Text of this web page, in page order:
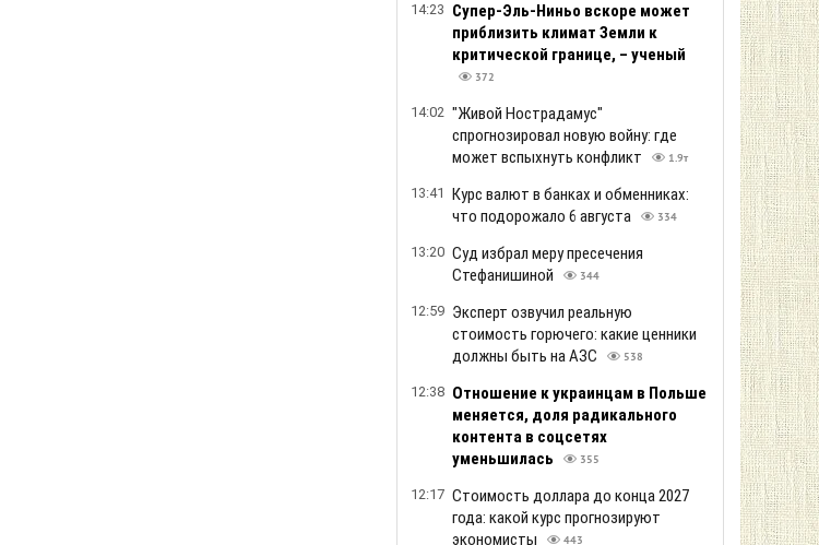
14:23 Супер-Эль-Ниньо вскоре может
приблизить климат Земли к
критической границе, – ученый
372
14:02 "Живой Нострадамус"
спрогнозировал новую войну: где
может вспыхнуть конфликт
1.9т
13:41 Курс валют в банках и обменниках:
что подорожало 6 августа
334
13:20 Суд избрал меру пресечения
Стефанишиной
344
12:59 Эксперт озвучил реальную
стоимость горючего: какие ценники
должны быть на АЗС
538
12:38 Отношение к украинцам в Польше
меняется, доля радикального
контента в соцсетях
уменьшилась
355
12:17 Стоимость доллара до конца 2027
года: какой курс прогнозируют
экономисты
443